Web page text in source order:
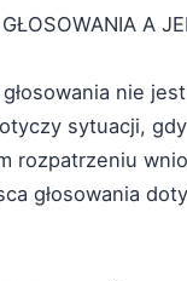
A
nie
sytuacji,
rozpatrzeniu
głosowania